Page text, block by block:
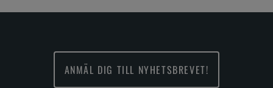
ANMÄL DIG TILL NYHETSBREVET!